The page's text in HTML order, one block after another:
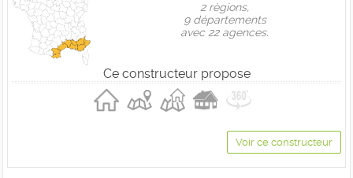
2 règions,
9 départements
avec 22 agences.
Ce constructeur propose
Voir ce constructeur